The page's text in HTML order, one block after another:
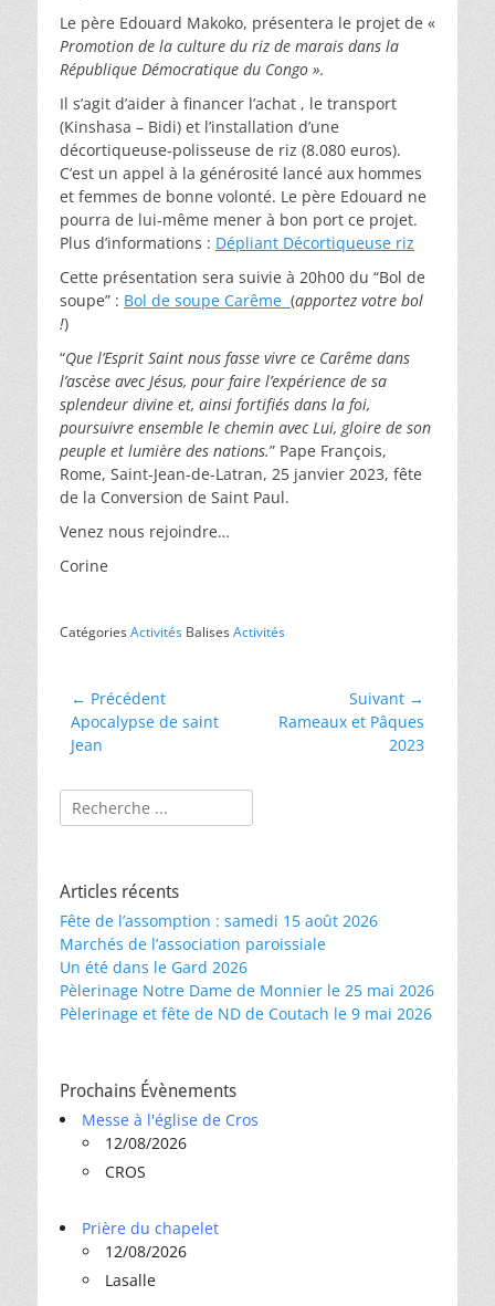
Le père Edouard Makoko, présentera le projet de «
Promotion de la culture du riz de marais dans la
République Démocratique du Congo ».
Il s’agit d’aider à financer l’achat , le transport
(Kinshasa – Bidi) et l’installation d’une
décortiqueuse‐polisseuse de riz (8.080 euros).
C’est un appel à la générosité lancé aux hommes
et femmes de bonne volonté. Le père Edouard ne
pourra de lui‐même mener à bon port ce projet.
Plus d’informations : Dépliant Décortiqueuse riz
Cette présentation sera suivie à 20h00 du “Bol de
soupe” : Bol de soupe Carême (apportez votre bol
!)
“Que l’Esprit Saint nous fasse vivre ce Carême dans
l’ascèse avec Jésus, pour faire l’expérience de sa
splendeur divine et, ainsi fortifiés dans la foi,
poursuivre ensemble le chemin avec Lui, gloire de son
peuple et lumière des nations.” Pape François,
Rome, Saint-Jean-de-Latran, 25 janvier 2023, fête
de la Conversion de Saint Paul.
Venez nous rejoindre…
Corine
CatégoriesActivités BalisesActivités
Navigation
de
l’article
← Précédent
Article
précédent :
Apocalypse de saint
Jean
Suivant →
ArticleRameaux et Pâques
2023
Rechercher :
Articles récents
Fête de l’assomption : samedi 15 août 2026
Marchés de l’association paroissiale
Un été dans le Gard 2026
Pèlerinage Notre Dame de Monnier le 25 mai 2026
Pèlerinage et fête de ND de Coutach le 9 mai 2026
Prochains Évènements
Messe à l'église de Cros
12/08/2026
CROS
Prière du chapelet
12/08/2026
Lasalle